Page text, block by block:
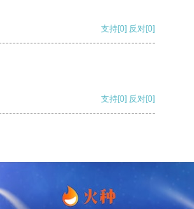
支持[0] 反对[0]
支持[0] 反对[0]